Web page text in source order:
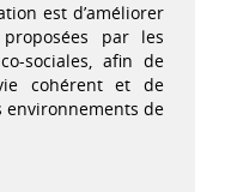
est d’améliorer
par les
sociales, afin de
cohérent et de
environnements de